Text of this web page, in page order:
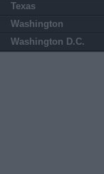
Texas
Washington
Washington D.C.